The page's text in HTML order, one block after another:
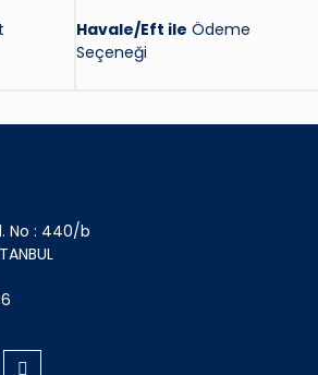
Havale/Eft ile Ödeme
Seçeneği
No : 440/b